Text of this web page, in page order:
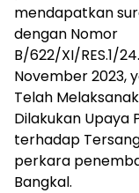
mendapatkan
dengan Nomor
B/622/XI/RES.1/
November 2023,
Telah
Dilakukan Upaya
terhadap
perkara
Bangkal.